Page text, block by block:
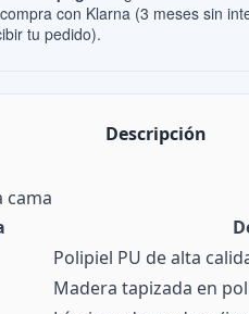
con Klarna (3 meses sin
tu pedido).
Descripción
cama
Polipiel PU de alta
Madera tapizada en